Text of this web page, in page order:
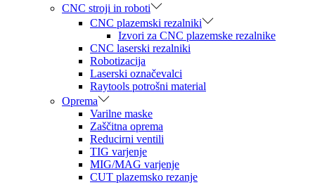
CNC stroji in roboti
CNC plazemski rezalniki
Izvori za CNC plazemske rezalnike
CNC laserski rezalniki
Robotizacija
Laserski označevalci
Raytools potrošni material
Oprema
Varilne maske
Zaščitna oprema
Reducirni ventili
TIG varjenje
MIG/MAG varjenje
CUT plazemsko rezanje